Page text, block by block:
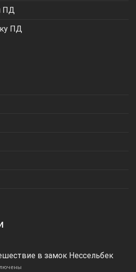
ПД
ПД
в замок Нессельбек